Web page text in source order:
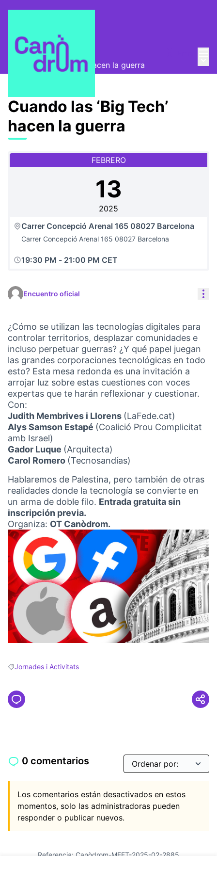
Canòdrom Abierto
Cuando las ‘Big Tech’ hacen la guerra
Cuando las ‘Big Tech’
hacen la guerra
FEBRERO
13
2025
Carrer Concepció Arenal 165 08027 Barcelona
Carrer Concepció Arenal 165 08027 Barcelona
19:30 PM - 21:00 PM CET
Encuentro oficial
¿Cómo se utilizan las tecnologías digitales para
controlar territorios, desplazar comunidades e
incluso perpetuar guerras? ¿Y qué papel juegan
las grandes corporaciones tecnológicas en todo
esto? Esta mesa redonda es una invitación a
arrojar luz sobre estas cuestiones con voces
expertas que te harán reflexionar y cuestionar.
Con:
Judith Membrives i Llorens (LaFede.cat)
Alys Samson Estapé (Coalició Prou Complicitat
amb Israel)
Gador Luque (Arquitecta)
Carol Romero (Tecnosandías)
Hablaremos de Palestina, pero también de otras
realidades donde la tecnología se convierte en
un arma de doble filo. Entrada gratuita sin
inscripción previa.
Organiza: OT Canòdrom.
Resultados al filtrar por: Jornades i Activitats
Jornades i Activitats
0 comentarios
Los comentarios están desactivados en estos
momentos, solo las administradoras pueden
responder o publicar nuevos.
Referencia: Canòdrom-MEET-2025-02-2885